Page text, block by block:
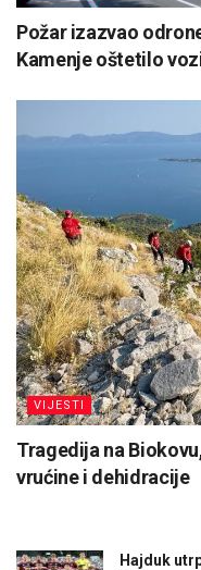
Požar izazvao
Kamenje oštetilo
VIJESTI
Tragedija na
vrućine i dehidracije
Hajduk